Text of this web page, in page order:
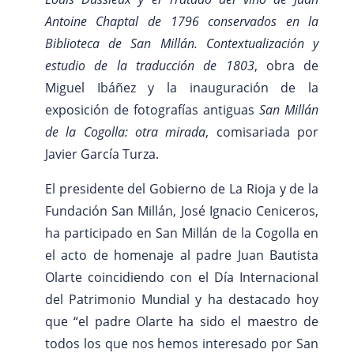
Antoine Chaptal de 1796 conservados en la
Biblioteca de San Millán. Contextualización y
estudio de la traducción de 1803, obra de
Miguel Ibáñez y la inauguración de la
exposición de fotografías antiguasSan Millán
de la Cogolla: otra mirada, comisariada por
Javier García Turza.
El presidente del Gobierno de La Rioja y de la
Fundación San Millán, José Ignacio Ceniceros,
ha participado en San Millán de la Cogolla en
el acto de homenaje al padre Juan Bautista
Olarte coincidiendo con el Día Internacional
del Patrimonio Mundial y ha destacado hoy
que “el padre Olarte ha sido el maestro de
todos los que nos hemos interesado por San